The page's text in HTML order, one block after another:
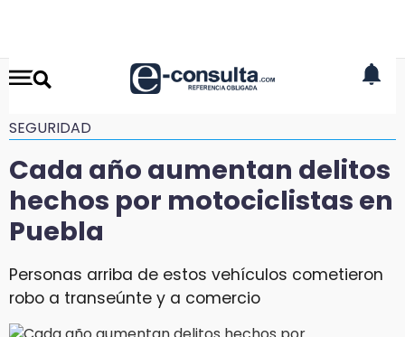
SEGURIDAD
Cada año aumentan delitos
hechos por motociclistas en
Puebla
Personas arriba de estos vehículos cometieron
robo a transeúnte y a comercio